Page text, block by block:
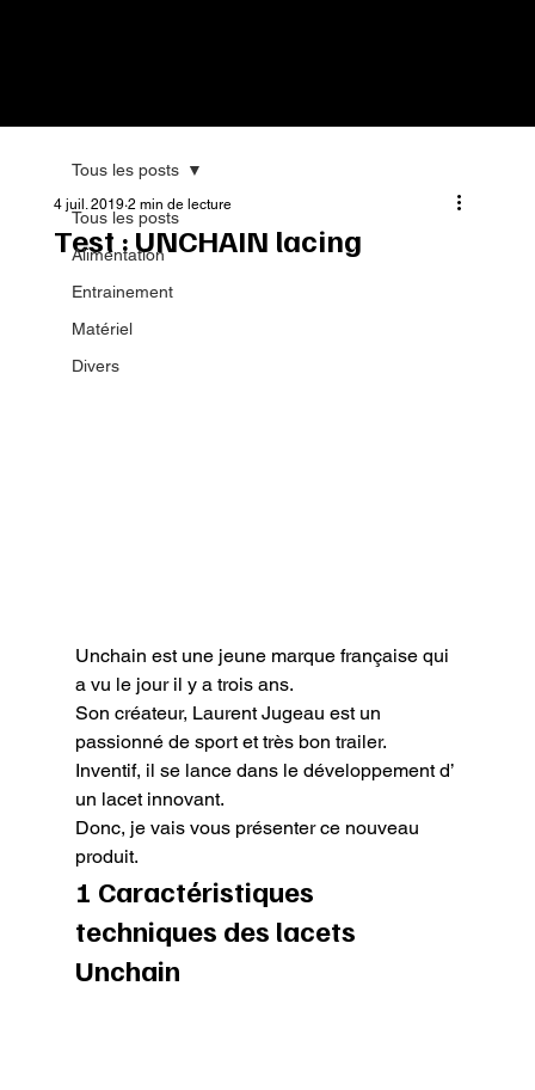
Tous les posts
Alimentation
Entrainement
Matériel
Divers
Tous les posts
Test : UNCHAIN lacing
4 juil. 2019 2 min de lecture
Unchain est une jeune marque française qui
a vu le jour il y a trois ans.
Son créateur, Laurent Jugeau est un
passionné de sport et très bon trailer.
Inventif, il se lance dans le développement d’
un lacet innovant.
Donc, je vais vous présenter ce nouveau
produit.
1 Caractéristiques
techniques des lacets
Unchain